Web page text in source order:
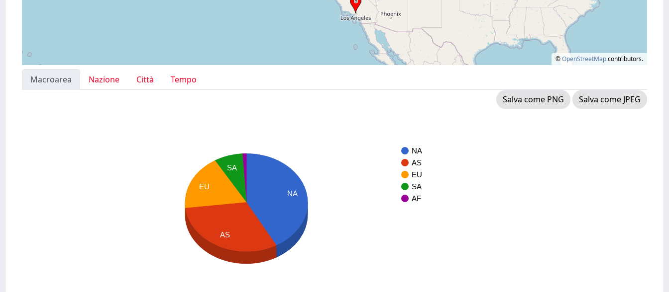
©OpenStreetMapcontributors.
Macroarea Nazione Città
Tempo
Salva come PNG
Salva come JPEG
NA
AS
EU
SA
AF
NA
SA
EU
AS